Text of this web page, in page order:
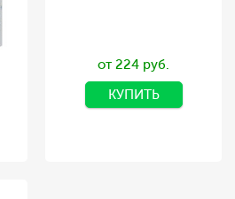
от 224 руб.
КУПИТЬ